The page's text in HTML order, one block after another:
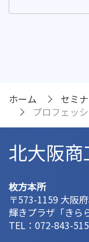
ホーム
セミ
プロフェッ
北大阪
枚方本所
〒573-1159 大阪
輝きプラザ「きら
TEL： 072-843-